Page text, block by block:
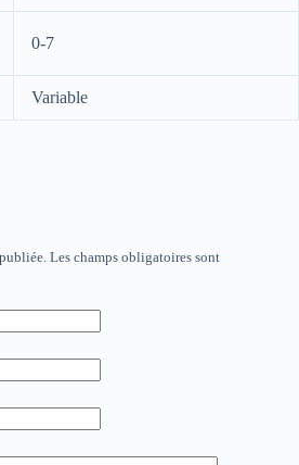
0-7
Variable
Les champs obligatoires sont